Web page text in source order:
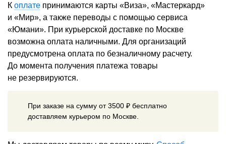
К оплате принимаются карты «Виза», «Мастеркард»
и «Мир», а также переводы с помощью сервиса
«Юмани». При курьерской доставке по Москве
возможна оплата наличными. Для организаций
предусмотрена оплата по безналичному расчету.
До момента получения платежа товары
не резервируются.
При заказе на сумму от 3500 ₽ бесплатно
доставляем курьером по Москве.